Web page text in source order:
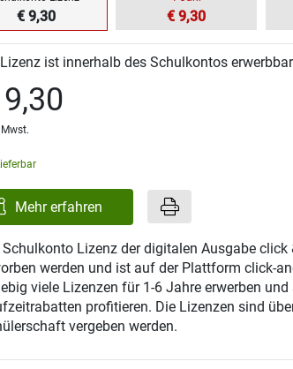
€ 9,30 € 9,30
Lizenz ist innerhalb des Schulkontos
Mehr erfahren
Schulkonto Lizenz der digitalen Ausgabe
werden und ist auf der Plattform click-
viele Lizenzen für 1-6 Jahre erwerben
profitieren. Die Lizenzen sind
vergeben werden.